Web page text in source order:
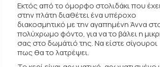
Εκτός από το όμορφο στολιδάκι που
στην πλάτη διαθέτει ένα υπέροχο
διακοσμητικό με την αγαπημένη Άννα
πολύχρωμο φόντο, για να το βάλει η
σας στο δωμάτιό της. Να είστε σίγουροι
πως θα το λατρέψει.